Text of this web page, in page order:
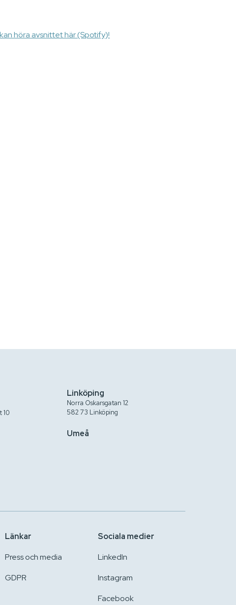
höra avsnittet här (Spotify)!
10
Linköping
Norra Oskarsgatan 12
582 73 Linköping
Umeå
Länkar
Press och media
GDPR
Sociala medier
LinkedIn
Instagram
Facebook